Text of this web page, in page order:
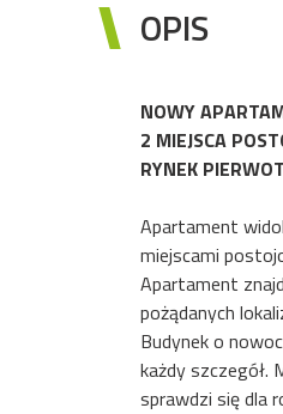
OPIS
NOWY
2 MIEJSCA
RYNEK
Apartament
miejscami
Apartament
pożądanych
Budynek o
każdy szczegół.
sprawdzi się dla